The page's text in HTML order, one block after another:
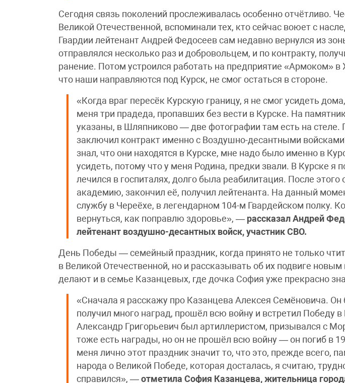
Сегодня связь поколений прослеживалась особенно отчётливо.
Великой Отечественной, вспоминали тех, кто сейчас воюет с
Гвардии лейтенант Андрей Федосеев сам недавно вернулся из
отправлялся несколько раз и добровольцем, и по контракту,
ранение. Потом устроился работать на предприятие «Армоком» в
что наши направляются под Курск, не смог остаться в стороне.
«Когда враг пересёк Курскую границу, я не смог усидеть
меня три прадеда, пропавших без вести в Курске. На
указаны, в Шляпниково — две фотографии там есть на стеле.
заключил контракт именно с Воздушно-десантными
знал, что они находятся в Курске, мне надо было именно в
усидеть, потому что у меня Родина, предки звали. В Курске я
лечился в госпиталях, долго была реабилитация. После этого
академию, закончил её, получил лейтенанта. На данный
службу в Череёхе, в легендарном 104-м Гвардейском полку.
вернуться, как поправлю здоровье», — рассказал Андрей
лейтенант воздушно-десантных войск, участник СВО.
День Победы — семейный праздник, когда принято не только
в Великой Отечественной, но и рассказывать об их подвиге
делают и в семье Казанцевых, где дочка София уже прекрасно
«Сначала я расскажу про Казанцева Алексея Семёновича. Он
получил много наград, прошёл всю войну и встретил Победу
Александр Григорьевич был артиллеристом, призывался с
тоже есть награды, но он не прошёл всю войну — он погиб в
меня лично этот праздник значит то, что это, прежде всего,
народа о Великой Победе, которая досталась, я считаю,
справился», — отметила София Казанцева, жительница